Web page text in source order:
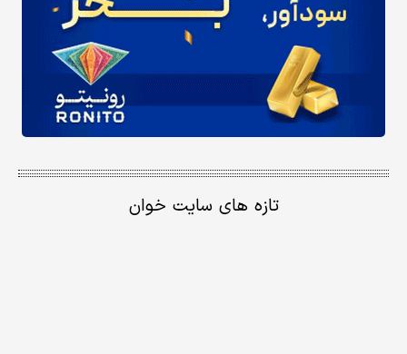
تازه های سایت خوان